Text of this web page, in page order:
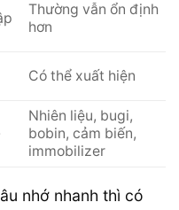
Thường vẫn ổn định
hơn
Có thể xuất hiện
Nhiên liệu, bugi,
bobin, cảm biến,
immobilizer
nhớ nhanh thì có